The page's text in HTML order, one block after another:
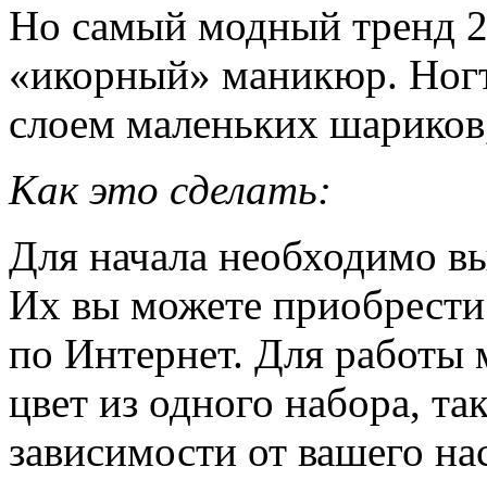
Но самый модный тренд
«икорный» маникюр.
слоем маленьких
Как это сделать:
Для начала необходимо
Их вы можете приобрести
по Интернет. Для работы
цвет из одного набора,
зависимости от вашего